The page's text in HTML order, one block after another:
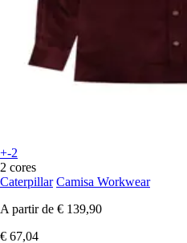
+-2
2 cores
Caterpillar Camisa Workwear
A partir de € 139,90
€ 67,04